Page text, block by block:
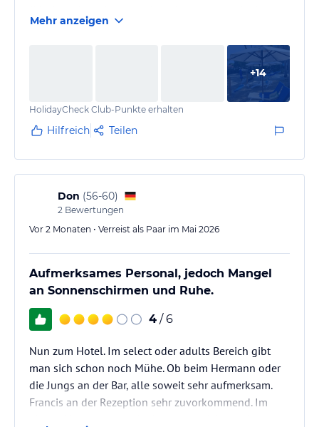
Welt,mögen eher kleine Anlagen mit viel Ruhe,das
war leider nicht gegeben- Anlage sehr groß und
laut,besonders durch die Vielzahl an Amerikanern,
Kanadiern und spanisch sprechenden Touristen,die
bevorzugt bedient wurden,Alkoholkonsum reichlich,
Freundlichkeit konnte man nur…
Mehr anzeigen
+14
HolidayCheck Club-Punkte erhalten
Hilfreich Teilen
Don (56-60)
2 Bewertungen
Vor 2 Monaten • Verreist als Paar im Mai 2026
Aufmerksames Personal, jedoch Mangel
an Sonnenschirmen und Ruhe.
4 / 6
Nun zum Hotel. Im select oder adults Bereich gibt
man sich schon noch Mühe. Ob beim Hermann oder
die Jungs an der Bar, alle soweit sehr aufmerksam.
Francis an der Rezeption sehr zuvorkommend. Im